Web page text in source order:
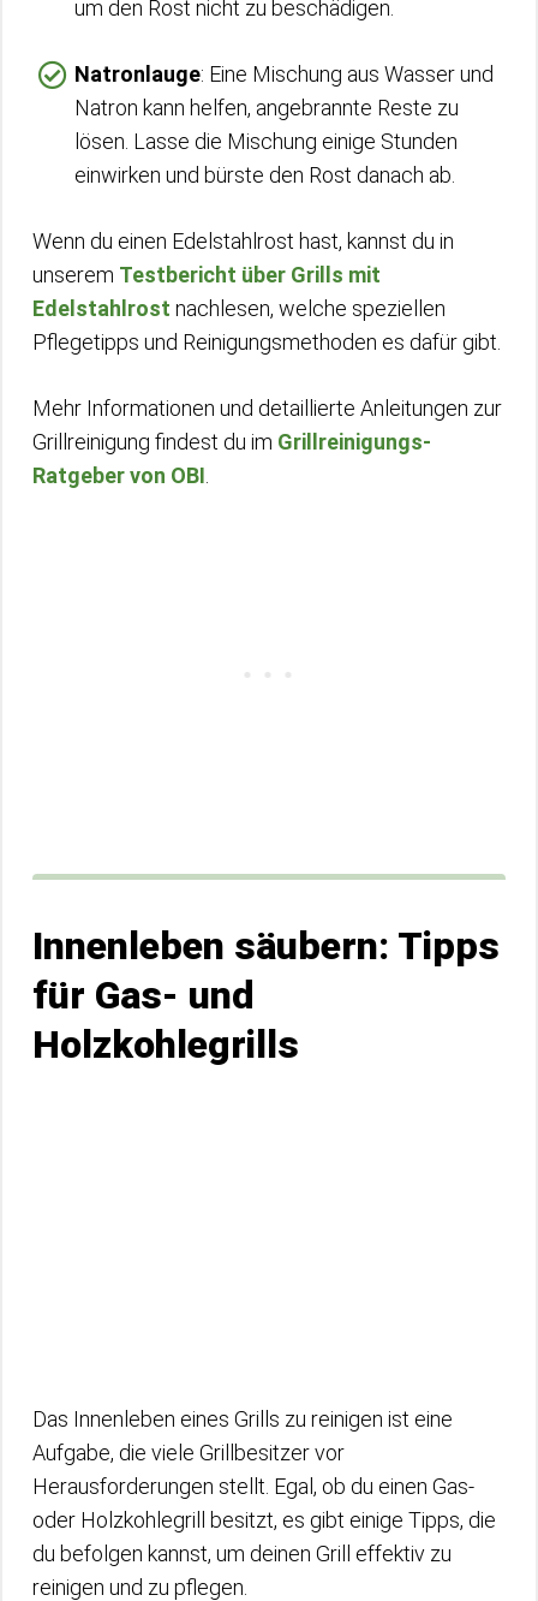
um den Rost nicht zu beschädigen.
Natronlauge: Eine Mischung aus Wasser und
Natron kann helfen, angebrannte Reste zu
lösen. Lasse die Mischung einige Stunden
einwirken und bürste den Rost danach ab.
Wenn du einen Edelstahlrost hast, kannst du in
unserem Testbericht über Grills mit
Edelstahlrost nachlesen, welche speziellen
Pflegetipps und Reinigungsmethoden es dafür gibt.
Mehr Informationen und detaillierte Anleitungen zur
Grillreinigung findest du im Grillreinigungs-
Ratgeber von OBI
Innenleben säubern: Tipps
für Gas- und
Holzkohlegrills
Das Innenleben eines Grills zu reinigen ist eine
Aufgabe, die viele Grillbesitzer vor
Herausforderungen stellt. Egal, ob du einen Gas-
oder Holzkohlegrill besitzt, es gibt einige Tipps, die
du befolgen kannst, um deinen Grill effektiv zu
reinigen und zu pflegen.